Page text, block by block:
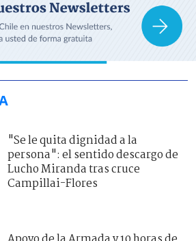
"Se le quita dignidad a la
persona": el sentido descargo de
Lucho Miranda tras cruce
Campillai-Flores